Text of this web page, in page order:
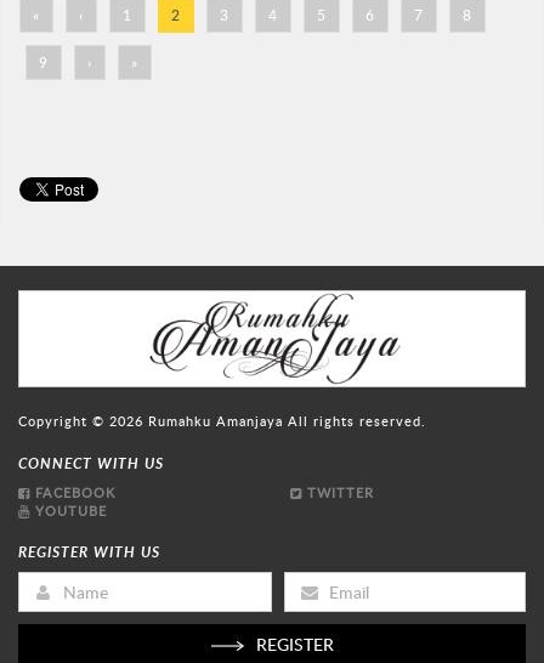
« ‹ 1 2 3 4 5 6 7 8
9 › »
Copyright © 2026 Rumahku Amanjaya All rights reserved.
CONNECT WITH US
FACEBOOK
TWITTER
YOUTUBE
REGISTER WITH US
REGISTER